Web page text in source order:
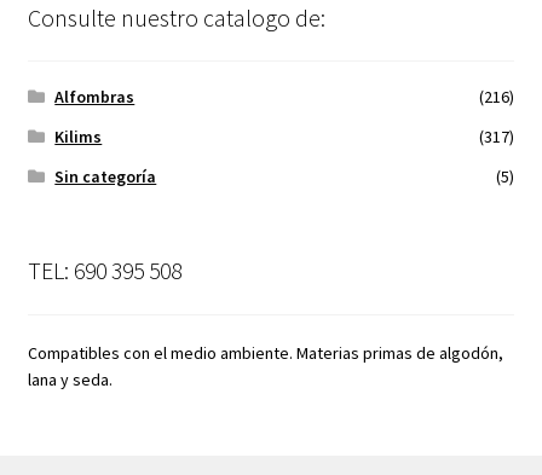
Consulte nuestro catalogo de:
Alfombras
(216)
Kilims
(317)
Sin categoría
(5)
TEL: 690 395 508
Compatibles con el medio ambiente. Materias primas de algodón,
lana y seda.